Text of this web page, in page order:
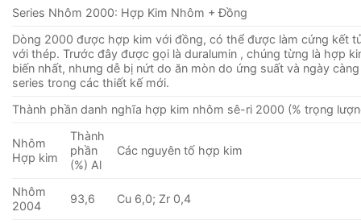
Series Nhôm 2000: Hợp Kim Nhôm + Đồng
Dòng 2000 được hợp kim với đồng, có thể được làm cứng kết
với thép. Trước đây được gọi là duralumin , chúng từng là hợp
biến nhất, nhưng dễ bị nứt do ăn mòn do ứng suất và ngày
series trong các thiết kế mới.
Thành phần danh nghĩa hợp kim nhôm sê-ri 2000 (% trọng
Nhôm
Hợp kim
Thành
phần
(%) Al
Các nguyên tố hợp kim
Nhôm
2004
93,6 Cu 6,0; Zr 0,4